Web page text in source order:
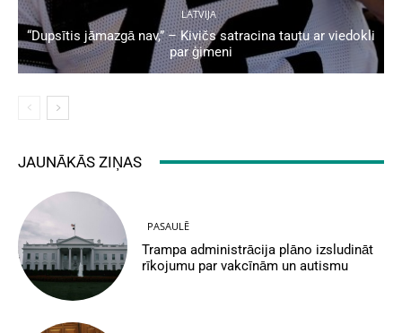
LATVIJA
“Dupsītis jāmazgā nav,” – Kivičs satracina tautu ar viedokli
par ģimeni
JAUNĀKĀS ZIŅAS
PASAULĒ
Trampa administrācija plāno izsludināt
rīkojumu par vakcīnām un autismu